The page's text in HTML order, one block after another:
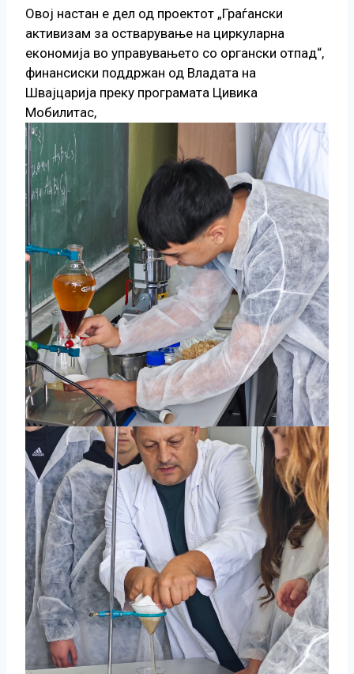
Овој настан е дел од проектот „Граѓански
активизам за остварување на циркуларна
економија во управувањето со органски отпад“,
финансиски поддржан од Владата на
Швајцарија преку програмата Цивика
Мобилитас,